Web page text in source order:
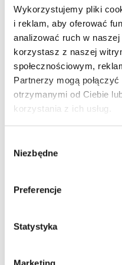
Wykorzystujemy pliki
i reklam, aby oferować
analizować ruch w
korzystasz z naszej
społecznościowym,
Partnerzy mogą
otrzymanymi od Ciebie
korzystania z ich usług.
zgody
Niezbędne
Preferencje
Statystyka
Marketing
Sug. cena det. 58,07 zł
Zaloguj się, aby
NAJCZĘŚCIEJ
TOP 100
Wyłączność
Fiolet. Kolory zła.